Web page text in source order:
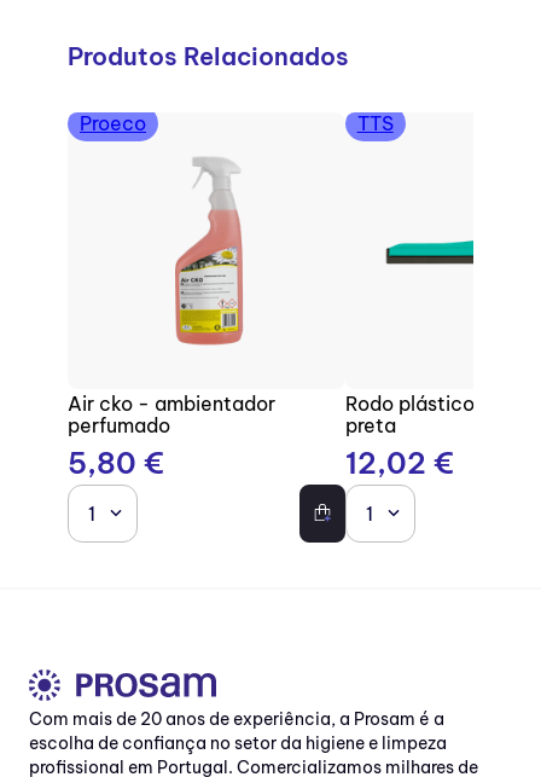
Produtos Relacionados
Proeco
Air cko - ambientador
perfumado
5,80 €
1
TTS
Rodo plástico com
preta
12,02 €
1
Com mais de 20 anos de experiência, a Prosam é a
escolha de confiança no setor da higiene e limpeza
profissional em Portugal. Comercializamos milhares de